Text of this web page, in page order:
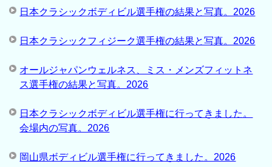
日本クラシックボディビル選手権の結果と写真。2026
日本クラシックフィジーク選手権の結果と写真。2026
オールジャパンウェルネス、ミス・メンズフィットネ
ス選手権の結果と写真。2026
日本クラシックボディビル選手権に行ってきました。
会場内の写真。2026
岡山県ボディビル選手権に行ってきました。2026